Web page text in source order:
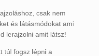
csak nem
és látásmódokat ami
lerajzolni amit látsz!
túl fogsz lépni a